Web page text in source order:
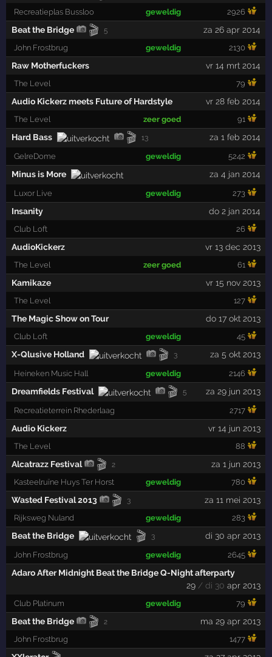
Recreatieplas Bussloo geweldig 2926
Beat the Bridge 🎬 5 za 26 apr 2014
John Frostbrug geweldig 2130
Raw Motherfuckers vr 14 mrt 2014
The Level 79
Audio Kickerz meets Future of Hardstyle vr 28 feb 2014
The Level zeer goed 91
Hard Bass 🎬 13 za 1 feb 2014
GelreDome geweldig 5242
Minus is More za 4 jan 2014
Luxor Live geweldig 273
Insanity do 2 jan 2014
Club Loft 26
AudioKickerz vr 13 dec 2013
The Level zeer goed 61
Kamikaze vr 15 nov 2013
The Level 127
The Magic Show on Tour do 17 okt 2013
Club Loft geweldig 45
X-Qlusive Holland 🎬 3 za 5 okt 2013
Heineken Music Hall geweldig 2146
Dreamfields Festival 🎬 5 za 29 jun 2013
Recreatieterrein Rhederlaag 2717
Audio Kickerz vr 14 jun 2013
The Level 88
Alcatrazz Festival 🎬 2 za 1 jun 2013
Kasteelruïne Huys Ter Horst geweldig 780
Wasted Festival 2013 🎬 3 za 11 mei 2013
Rijksweg Nuland geweldig 283
Beat the Bridge 🎬 3 di 30 apr 2013
John Frostbrug geweldig 2645
Adaro After Midnight Beat the Bridge Q-Night afterparty
29 / di 30 apr 2013
Club Platinum geweldig 79
Beat the Bridge 🎬 2 ma 29 apr 2013
John Frostbrug 1477